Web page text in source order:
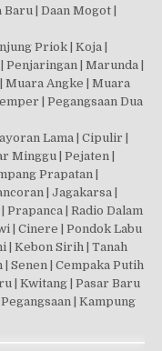
| Daan Mogot |
Priok | Koja |
| Marunda |
Muara Angke | Muara
| Pegangsaan Dua
Lama | Cipulir |
Minggu | Pejaten |
Prapatan |
| Jagakarsa |
Prapanca | Radio Dalam
| Cinere | Pondok Labu
| Kebon Sirih | Tanah
Senen | Cempaka Putih
| Kwitang | Pasar Baru
| Kampung